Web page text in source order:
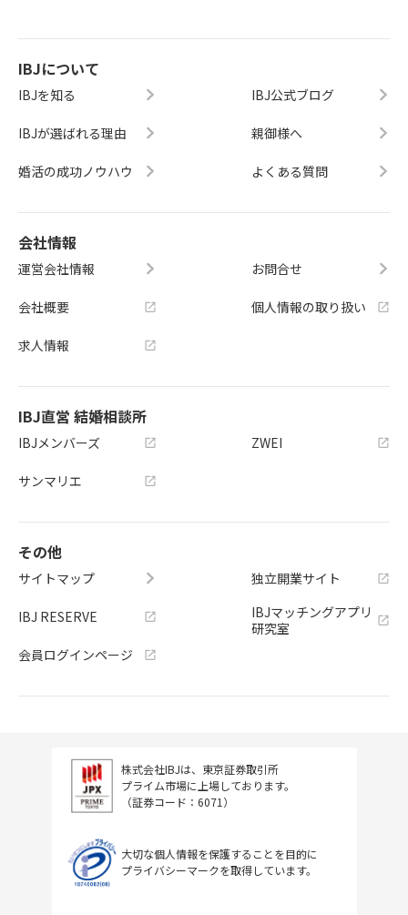
IBJについて
IBJを知る
IBJが選ばれる理由
婚活の成功ノウハウ
IBJ公式ブログ
親御様へ
よくある質問
会社情報
運営会社情報
会社概要
求人情報
お問合せ
個人情報の取り扱い
IBJ直営 結婚相談所
IBJメンバーズ
サンマリエ
ZWEI
その他
サイトマップ
IBJ RESERVE
会員ログインページ
独立開業サイト
IBJマッチングアプリ
研究室
株式会社IBJは、東京証券取引所
プライム市場に上場しております。
（証券コード：6071）
大切な個人情報を保護することを目的に
プライバシーマークを取得しています。